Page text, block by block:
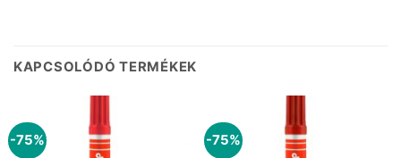
KAPCSOLÓDÓ TERMÉKEK
-75% -75%